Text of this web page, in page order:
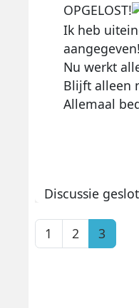
OPGELOST!
Ik heb
aangegeven!
Nu werkt
Blijft alleen
Allemaal
Discussie
1 2 3